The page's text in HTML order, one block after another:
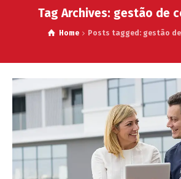
Tag Archives: gestão de
Home Posts tagged: gestão